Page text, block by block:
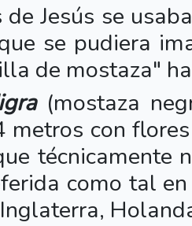
Jesús se
se pudiera
de mostaza"
(mostaza
metros con
técnicamente
como tal